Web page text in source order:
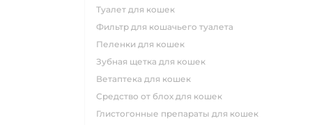
туалет для кошек
фильтр для кошачьего туалета
пеленки для кошек
зубная щетка для кошек
ветаптека для кошек
средство от блох для кошек
глистогонные препараты для кошек